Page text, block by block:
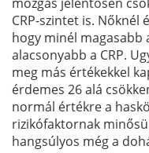
CRP-szintet is. Nőknél
hogy minél magasabb
alacsonyabb a CRP.
meg más értékekkel
érdemes 26 alá
normál értékre a
rizikófaktornak
hangsúlyos még a